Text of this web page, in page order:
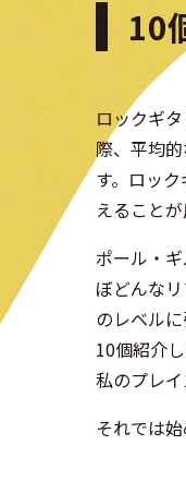
10
ロックギ
際、平均
す。ロッ
えること
ポール・
ぼどんな
のレベル
10個紹介
私のプレ
それでは